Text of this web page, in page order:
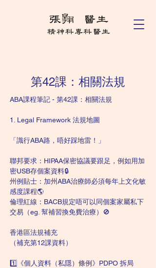
第42課：相關法規
ABA課程筆記 - 第42課：相關法規
1. Legal Framework 法規地圖
「識行ABA路，唔好踩地雷！」
聯邦要求：HIPAA保密協議要跟足，例如用加
密USB存個案資料🔒
州例貼士：加州ABA治療師必須每年上文化敏
感度課程🌎
倫理紅線：BACB規定唔可以同個案家屬私下
交易（eg. 幫補習換免費治療）🚫
香港區法規補充
（補充第12課資料）
1️⃣《個人資料（私隱）條例》PDPO 拆局